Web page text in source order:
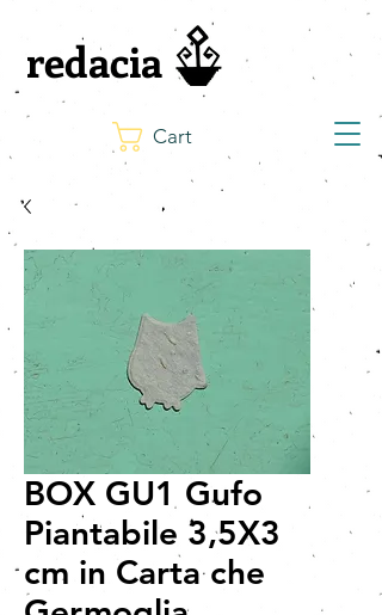
Cart
redacia
BOX GU1 Gufo
Piantabile 3,5X3
cm in Carta che